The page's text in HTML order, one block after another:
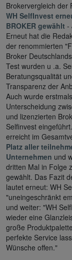
Brokervergleich der
WH SelfInvest
BROKER gewählt -
Erneut hat die
der renommierten
Broker
Test wurden u .a.
Beratungsqualität
Transparenz der
Auch wurde
Unterscheidung
und lizenzierten
Selfinvest
erreicht im
Platz aller
Unternehmen und
dritten Mal in Folge
gewählt. Das Fazit
lautet erneut: WH
"uneingeschränkt
und weiter: "WH
wieder eine
große
perfekte Service
Wünsche offen."